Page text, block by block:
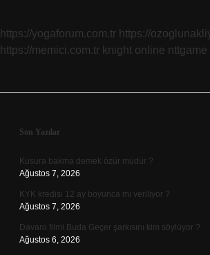
https://yogaforum.com.tr https://
https://memici.com.tr knight online nttgame
Sidebar
Son Yazılar
Kusura bakma demek özür müdür ?
Ağustos 7, 2026
KYK kredisi 12 ay boyunca mı veriliyor ?
Ağustos 7, 2026
Davaro filmi Buda Geçer şarkısını kim söylüyor ?
Ağustos 6, 2026